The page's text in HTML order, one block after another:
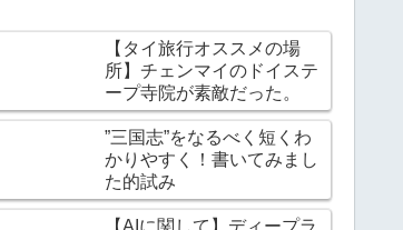
【タイ旅行オススメの場
所】チェンマイのドイステ
ープ寺院が素敵だった。
”三国志”をなるべく短くわ
かりやすく！書いてみまし
た的試み
【AIに関して】ディープラ